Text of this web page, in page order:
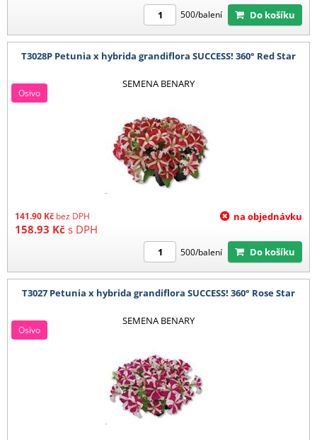
500/balení Do košíku
T3028P Petunia x hybrida grandiflora SUCCESS! 360° Red Star
SEMENA BENARY
141.90 Kč bez DPH
158.93 Kč s DPH
Osivo
na objednávku
500/balení Do košíku
T3027 Petunia x hybrida grandiflora SUCCESS! 360° Rose Star
SEMENA BENARY
Osivo